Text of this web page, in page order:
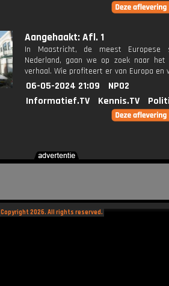
Aangehaakt: Afl. 1
In Maastricht, de meest Europese
Nederland, gaan we op zoek naar het
verhaal. Wie profiteert er van Europa en
06-05-2024 21:09
NPO2
Informatief.TV
Kennis.TV
Copyright 2026. All rights reserved.